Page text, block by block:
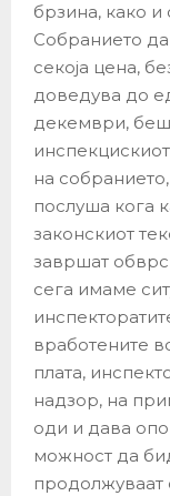
брзина, како и
Собранието
секоја цена,
доведува до
декември,
на
послуша кога
законскиот
завршат
сега имаме
вработените
плата,
надзор, на
оди и дава
можност да
продолжуваат